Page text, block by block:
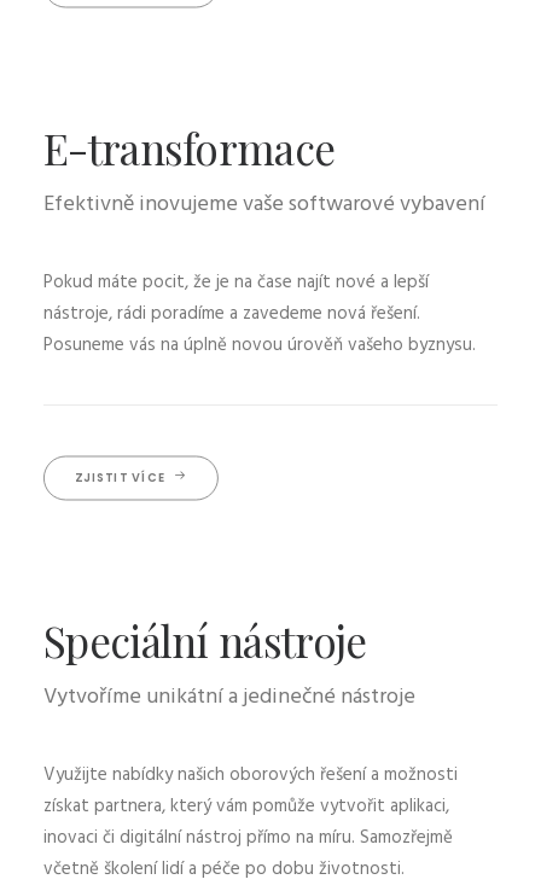
E-transformace
Efektivně inovujeme vaše softwarové vybavení
Pokud máte pocit, že je na čase najít nové a lepší
nástroje, rádi poradíme a zavedeme nová řešení.
Posuneme vás na úplně novou úrověň vašeho byznysu.
ZJISTIT VÍCE
Speciální nástroje
Vytvoříme unikátní a jedinečné nástroje
Využijte nabídky našich oborových řešení a možnosti
získat partnera, který vám pomůže vytvořit aplikaci,
inovaci či digitální nástroj přímo na míru. Samozřejmě
včetně školení lidí a péče po dobu životnosti.